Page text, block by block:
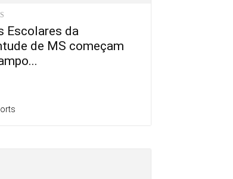
Escolares da
de MS começam